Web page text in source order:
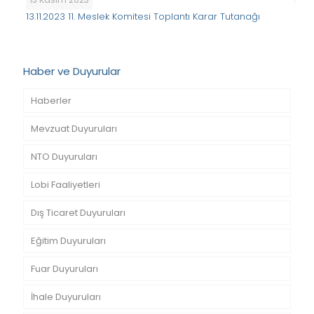
13.11.2023 11. Meslek Komitesi Toplantı Karar Tutanağı
Haber ve Duyurular
Haberler
Mevzuat Duyuruları
NTO Duyuruları
Lobi Faaliyetleri
Dış Ticaret Duyuruları
Eğitim Duyuruları
Fuar Duyuruları
İhale Duyuruları